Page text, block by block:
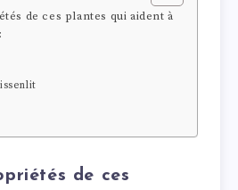
de ces plantes qui aident à
de ces